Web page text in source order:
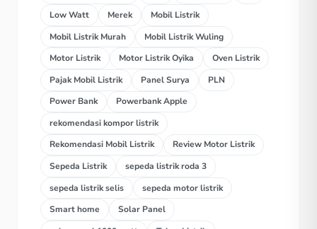
Low Watt
Merek
Mobil Listrik
Mobil Listrik Murah
Mobil Listrik Wuling
Motor Listrik
Motor Listrik Oyika
Oven Listrik
Pajak Mobil Listrik
Panel Surya
PLN
Power Bank
Powerbank Apple
rekomendasi kompor listrik
Rekomendasi Mobil Listrik
Review Motor Listrik
Sepeda Listrik
sepeda listrik roda 3
sepeda listrik selis
sepeda motor listrik
Smart home
Solar Panel